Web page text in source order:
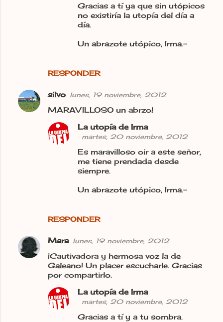
RESPONDER
Gracias a tí ya que sin utópicos
no existiría la utopía del día a
día.
Un abrazote utópico, Irma.-
silvo lunes, 19 noviembre, 2012
MARAVILLOSO un abrzo!
RESPONDER
La utopía de Irma
martes, 20 noviembre, 2012
Es maravilloso oir a este señor,
me tiene prendada desde
siempre.
Un abrazote utópico, Irma.-
Mara lunes, 19 noviembre, 2012
¡Cautivadora y hermosa voz la de
Galeano! Un placer escucharle. Gracias
por compartirlo.
La utopía de Irma
martes, 20 noviembre, 2012
Gracias a tí y a tu sombra.